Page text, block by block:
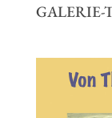
GALERIE-